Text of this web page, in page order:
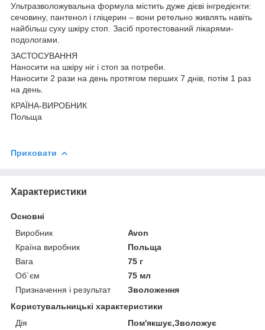
Ультразволожувальна формула містить дуже дієві інгредієнти:
сечовину, пантенол і гліцерин – вони ретельно живлять навіть
найбільш суху шкіру стоп. Засіб протестований лікарями-
подологами.
ЗАСТОСУВАННЯ
Наносити на шкіру ніг і стоп за потреби.
Наносити 2 рази на день протягом перших 7 днів, потім 1 раз
на день.
КРАЇНА-ВИРОБНИК
Польща
Приховати
Характеристики
Основні
Виробник
Avon
Країна виробник
Польща
Вага
75 г
Об`єм
75 мл
Призначення і результат
Зволоження
Користувальницькі характеристики
Дія
Пом'якшує,Зволожує